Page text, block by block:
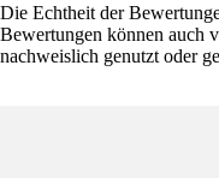
Die Echtheit der
Bewertungen können auch
nachweislich genutzt oder